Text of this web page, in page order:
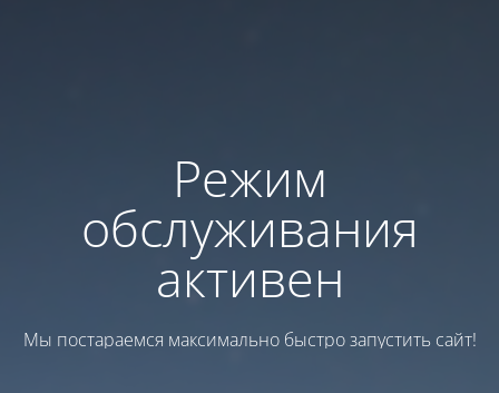
Режим
обслуживания
активен
Мы постараемся максимально быстро запустить сайт!